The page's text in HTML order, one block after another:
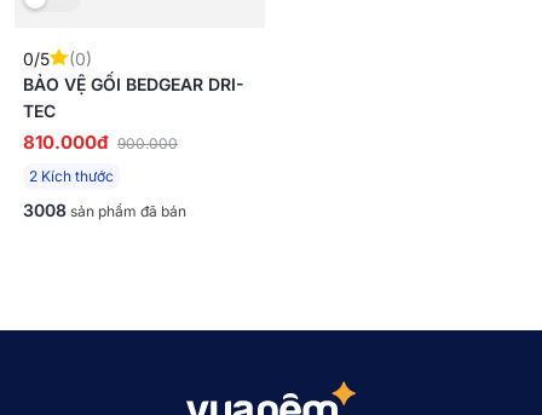
0/5
(0)
BẢO VỆ GỐI BEDGEAR DRI-
TEC
810.000đ 900.000
2 Kích thước
3008 sản phẩm đã bán